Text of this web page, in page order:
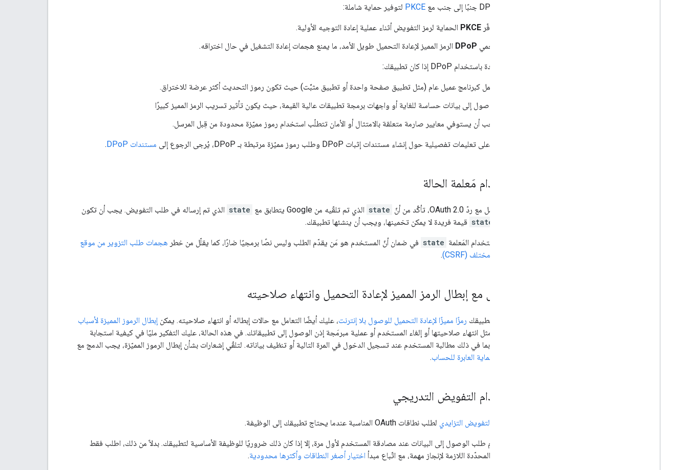
PKCE لتوفير حماية شاملة:
توفّر PKCE الحماية لرمز التفويض أثناء عملية إعادة التوجيه الأولية.
تحمي DPoP الرمز المميز لإعادة التحميل طويل الأمد، ما يمنع هجمات إعادة التشغيل في حال اختراقه.
ننصح بشدة باستخدام DPoP إذا كان تطبيقك:
تعمل كبرنامج عميل عام (مثل تطبيق صفحة واحدة أو تطبيق مثبَّت) حيث تكون رموز التحديث أكثر عرضة للاختراق.
الوصول إلى بيانات حساسة للغاية أو واجهات برمجة تطبيقات عالية القيمة، حيث يكون تأثير تسريب الرمز المميز كبيرًا
يجب أن يستوفي معايير صارمة متعلقة بالامتثال أو الأمان تتطلّب استخدام رموز مميّزة محدودة من قِبل المرسل.
للحصول على تعليمات تفصيلية حول إنشاء مستندات إثبات DPoP وطلب رموز مميّزة مرتبطة بـ DPoP، يُرجى الرجوع إلى مستندات DPoP .
استخدام مَعلمة الحالة
قبل التعامل مع ردّ OAuth 2.0، تأكَّد من أنّ state الذي تم تلقّيه من Google يتطابق مع state الذي تم إرساله في طلب التفويض. يجب أن تكون
state قيمة فريدة لا يمكن تخمينها، ويجب أن ينشئها تطبيقك.
يساعد استخدام المَعلمة state في ضمان أنّ المستخدم هو مَن يقدّم الطلب وليس نصًا برمجيًا ضارًا، كما يقلّل من خطر هجمات طلب التزوير من موقع
إلكتروني مختلف (CSRF)
.
التعامل مع إبطال الرمز المميز لإعادة التحميل وانتهاء صلاحيته
إذا طلب تطبيقك رمزًا مميزًا لإعادة التحميل للوصول بلا إنترنت، عليك أيضًا التعامل مع حالات إبطاله أو انتهاء صلاحيته. يمكن إبطال الرموز المميزة لأسباب
، مثل انتهاء صلاحيتها أو إلغاء المستخدم أو عملية مبرمَجة إذن الوصول إلى تطبيقاتك. في هذه الحالة، عليك التفكير مليًا في كيفية استجابة
تطبيقك، بما في ذلك مطالبة المستخدم عند تسجيل الدخول في المرة التالية أو تنظيف بياناته. لتلقّي إشعارات بشأن إبطال الرموز المميّزة، يجب الدمج مع
الحماية العابرة للحساب.
استخدام التفويض التدريجي
التفويض التزايدي لطلب نطاقات OAuth المناسبة عندما يحتاج تطبيقك إلى الوظيفة.
يجب عدم طلب الوصول إلى البيانات عند مصادقة المستخدم لأول مرة، إلا إذا كان ذلك ضروريًا للوظيفة الأساسية لتطبيقك. بدلاً من ذلك، اطلب فقط
النطاقات المحدّدة اللازمة لإنجاز مهمة، مع اتّباع مبدأ اختيار أصغر النطاقات وأكثرها محدودية.